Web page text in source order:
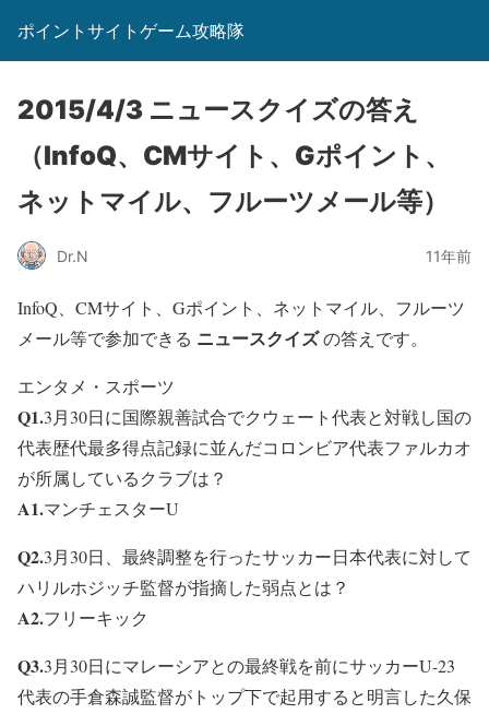
ポイントサイトゲーム攻略隊
2015/4/3 ニュースクイズの答え
（InfoQ、CMサイト、Gポイント、
ネットマイル、フルーツメール等）
Dr.N 11年前
InfoQ、CMサイト、Gポイント、ネットマイル、フルーツ
メール等で参加できる ニュースクイズの答えです。
エンタメ・スポーツ
Q1.3月30日に国際親善試合でクウェート代表と対戦し国の
代表歴代最多得点記録に並んだコロンビア代表ファルカオ
が所属しているクラブは？
A1.マンチェスターU
Q2.3月30日、最終調整を行ったサッカー日本代表に対して
ハリルホジッチ監督が指摘した弱点とは？
A2.フリーキック
Q3.3月30日にマレーシアとの最終戦を前にサッカーU-23
代表の手倉森誠監督がトップ下で起用すると明言した久保